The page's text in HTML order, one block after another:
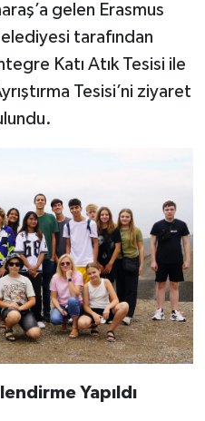
gelen Erasmus
tarafından
Katı Atık Tesisi ile
Tesisi’ni ziyaret
Yapıldı